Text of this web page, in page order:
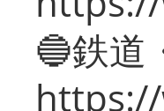
🔵鉄道